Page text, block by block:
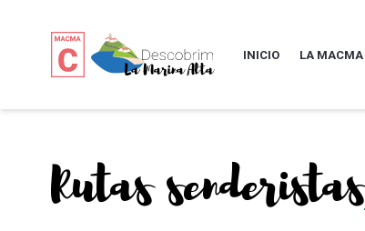
INICIO LA MACMA
Rutas senderistas